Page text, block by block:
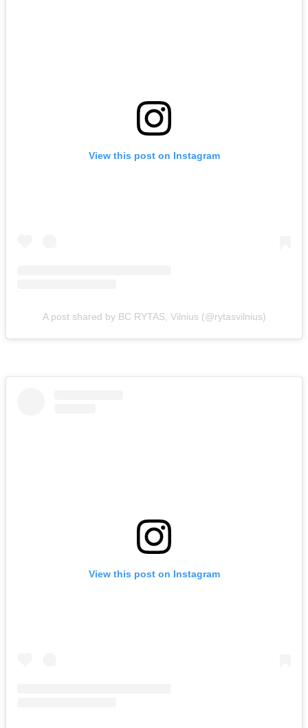
View this post on Instagram
A post shared by BC RYTAS, Vilnius (@rytasvilnius)
View this post on Instagram